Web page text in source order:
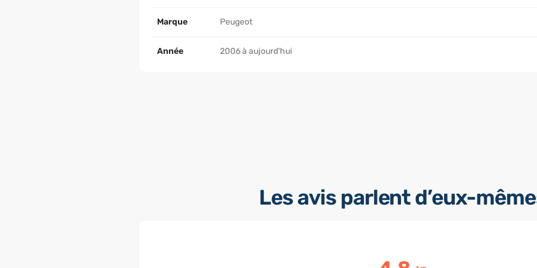
Marque Peugeot
Année 2006 à aujourd'hui
Les avis parlent d’eux-